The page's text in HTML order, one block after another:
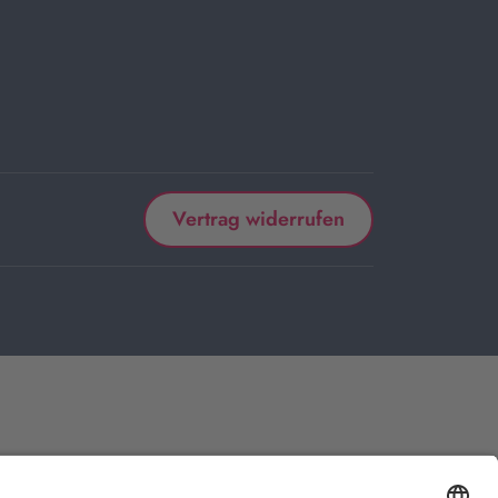
Vertrag widerrufen